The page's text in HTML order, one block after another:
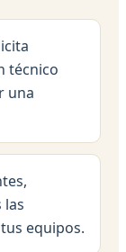
técnico
una
las
equipos.